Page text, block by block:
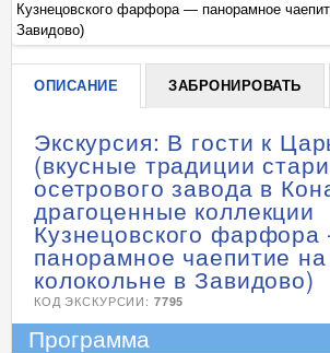
Кузнецовского фарфора — панорамное
Завидово)
ОПИСАНИЕ ЗАБРОНИРОВАТЬ
Экскурсия: В гости к
(вкусные традиции
осетрового завода в
драгоценные коллекции
Кузнецовского
панорамное чаепитие на
колокольне в Завидово)
КОД ЭКСКУРСИИ: 7795
Программа